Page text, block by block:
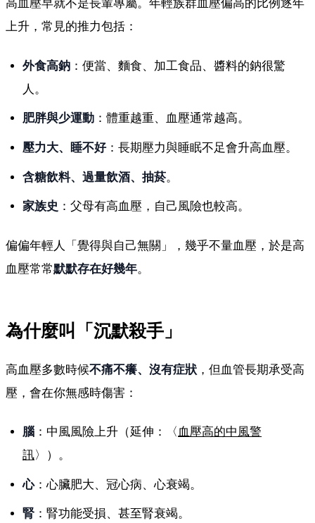
高血壓早就不是長輩專屬。年輕族群血壓偏高的比例逐年
上升，常見的推力包括：
外食高鈉 ：便當、麵食、加工食品、醬料的鈉很驚
人。
肥胖與少運動 ：體重越重、血壓通常越高。
壓力大、睡不好：長期壓力與睡眠不足會升高血壓。
含糖飲料、過量飲酒、抽菸。
家族史 ：父母有高血壓，自己風險也較高。
偏偏年輕人「覺得與自己無關」，幾乎不量血壓，於是高
血壓常常默默存在好幾年。
為什麼叫「沉默殺手」
高血壓多數時候不痛不癢、沒有症狀 ，但血管長期承受高
壓，會在你無感時傷害：
腦 ：中風風險上升（延伸：〈 血壓高的中風警
訊〉）。
心：心臟肥大、冠心病、心衰竭。
腎 ：腎功能受損、甚至腎衰竭。